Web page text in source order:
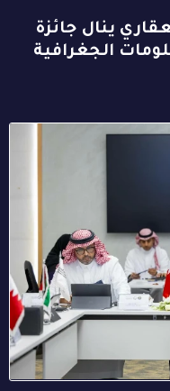
ينال جائزة
الجغرافية